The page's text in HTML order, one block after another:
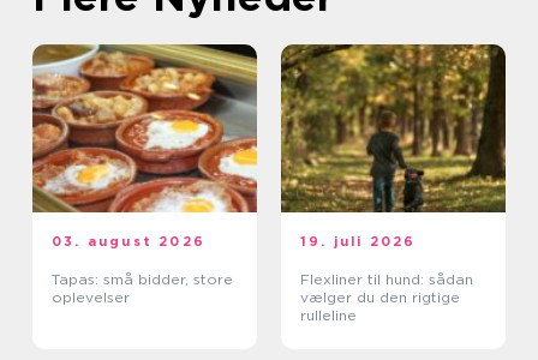
03. august 2026
Tapas: små bidder, store
oplevelser
19. juli 2026
Flexliner til hund: sådan
vælger du den rigtige
rulleline